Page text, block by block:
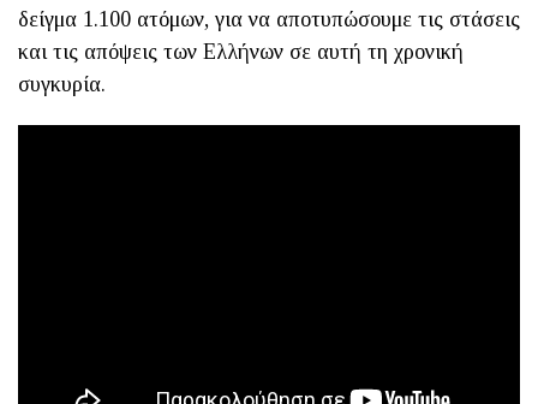
δείγμα 1.100 ατόμων, για να αποτυπώσουμε τις στάσεις
και τις απόψεις των Ελλήνων σε αυτή τη χρονική
συγκυρία.